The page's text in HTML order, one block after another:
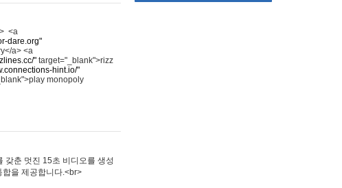
<a
dare.org"
a> <a
" target="_blank">rizz
hint.io/"
monopoly
갖춘 멋진 15초 비디오를 생성
합을 제공합니다.<br>